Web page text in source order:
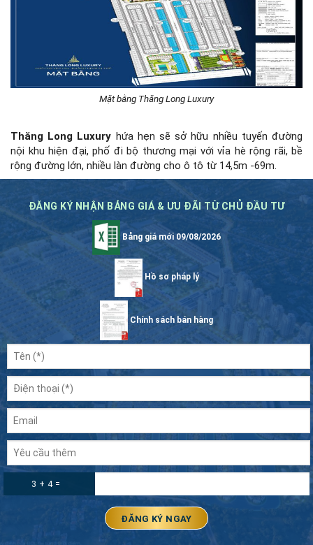
Mặt bằng Thăng Long Luxury
Thăng Long Luxury hứa hẹn sẽ sở hữu nhiều tuyến đường
nội khu hiện đại, phố đi bộ thương mại với vỉa hè rộng rãi, bề
rộng đường lớn, nhiều làn đường cho ô tô từ 14,5m -69m.
ĐĂNG KÝ NHẬN BẢNG GIÁ & ƯU ĐÃI TỪ CHỦ ĐẦU TƯ
Bảng giá mới 09/08/2026
Hồ sơ pháp lý
Chính sách bán hàng
3 + 4 =